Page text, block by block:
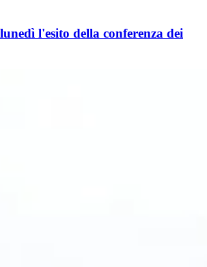
l'esito della conferenza dei